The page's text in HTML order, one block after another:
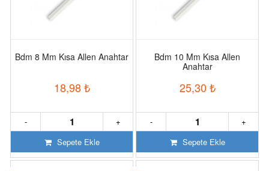
Bdm 8 Mm Kısa Allen Anahtar
18,98₺
+
-
Sepete Ekle
Bdm 10 Mm Kısa Allen
Anahtar
25,30 ₺
+
-
Sepete Ekle